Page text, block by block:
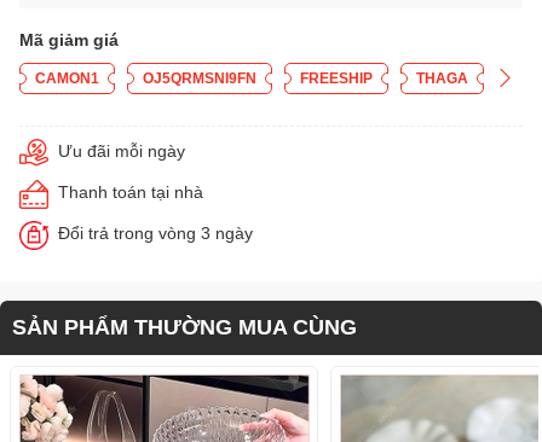
Mã giảm giá
CAMON1 OJ5QRMSNI9FN FREESHIP THAGA
Ưu đãi mỗi ngày
Thanh toán tại nhà
Đổi trả trong vòng 3 ngày
SẢN PHẨM THƯỜNG MUA CÙNG